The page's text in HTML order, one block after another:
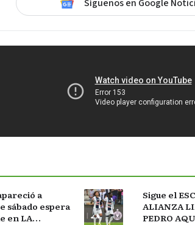
Síguenos en Google
a
sábado espera
en LA
Sigue el
ALIANZA
PEDRO